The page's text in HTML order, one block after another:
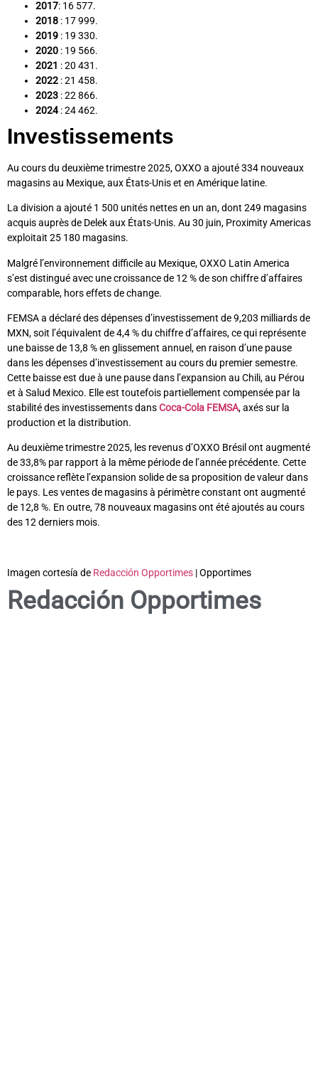
2017: 16 577.
2018 : 17 999.
2019 : 19 330.
2020 : 19 566.
2021 : 20 431.
2022 : 21 458.
2023 : 22 866.
2024: 24 462.
Investissements
Au cours du deuxième trimestre 2025, OXXO a ajouté 334 nouveaux
magasins au Mexique, aux États-Unis et en Amérique latine.
La division a ajouté 1 500 unités nettes en un an, dont 249 magasins
acquis auprès de Delek aux États-Unis. Au 30 juin, Proximity Americas
exploitait 25 180 magasins.
Malgré l’environnement difficile au Mexique, OXXO Latin America
s’est distingué avec une croissance de 12 % de son chiffre d’affaires
comparable, hors effets de change.
FEMSA a déclaré des dépenses d’investissement de 9,203 milliards de
MXN, soit l’équivalent de 4,4 % du chiffre d’affaires, ce qui représente
une baisse de 13,8 % en glissement annuel, en raison d’une pause
dans les dépenses d’investissement au cours du premier semestre.
Cette baisse est due à une pause dans l’expansion au Chili, au Pérou
et à Salud Mexico. Elle est toutefois partiellement compensée par la
stabilité des investissements dansCoca-Cola FEMSA, axés sur la
production et la distribution.
Au deuxième trimestre 2025, les revenus d’OXXO Brésil ont augmenté
de 33,8% par rapport à la même période de l’année précédente. Cette
croissance reflète l’expansion solide de sa proposition de valeur dans
le pays. Les ventes de magasins à périmètre constant ont augmenté
de 12,8 %. En outre, 78 nouveaux magasins ont été ajoutés au cours
des 12 derniers mois.
Imagen cortesía de Redacción Opportimes | Opportimes
Redacción Opportimes